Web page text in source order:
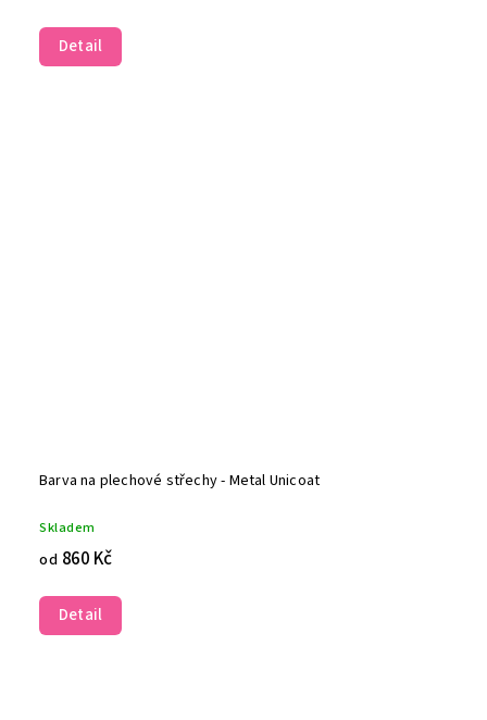
Detail
Barva na plechové střechy - Metal Unicoat
Skladem
od 860 Kč
Detail